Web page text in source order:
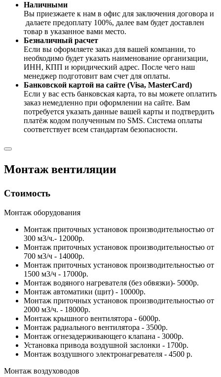
Наличными
Вы приезжаете к нам в офис для заключения договора и
далаете предоплату 100%, далее вам будет доставлен
товар в указанное вами место.
Безналичный расчет
Если вы оформляете заказ для вашей компании, то
необходимо будет указать наименование организации,
ИНН, КПП и юридический адрес. После чего наш
менеджер подготовит вам счет для оплаты.
Банковской картой на сайте (Visa, MasterCard)
Если у вас есть банковская карта, то вы можете оплатить
заказ немедленно при оформлении на сайте. Вам
потребуется указать данные вашей карты и подтвердить
платёж кодом полученным по SMS. Система оплаты
соответствует всем стандартам безопасности.
Монтаж вентиляции
Стоимость
Монтаж оборудования
Монтаж приточных установок производительностью от
300 м3/ч.- 12000р.
Монтаж приточных установок производительностью от
700 м3/ч - 14000р.
Монтаж приточных установок производительностью от
1500 м3/ч - 17000р.
Монтаж водяного нагревателя (без обвязки)- 5000р.
Монтаж автоматики (щит) - 10000р.
Монтаж приточных установок производительностью от
2000 м3/ч. - 18000р.
Монтаж крышного вентилятора - 6000р.
Монтаж радиального вентилятора - 3500р.
Монтаж огнезадерживающего клапана - 3000р.
Установка привода воздушной заслонки - 1700р.
Монтаж воздушного электронагревателя - 4500 р.
Монтаж воздуховодов